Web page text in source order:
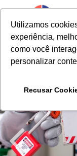
Utilizamos
experiência,
como você
personalizar
Recusar